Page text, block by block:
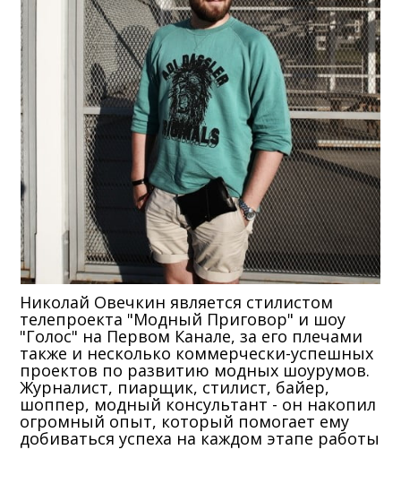
Николай Овечкин является стилистом
телепроекта "Модный Приговор" и шоу
"Голос" на Первом Канале, за его плечами
также и несколько коммерчески-успешных
проектов по развитию модных шоурумов.
Журналист, пиарщик, стилист, байер,
шоппер, модный консультант - он накопил
огромный опыт, который помогает ему
добиваться успеха на каждом этапе работы